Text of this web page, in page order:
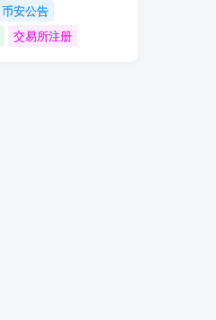
币安公告
交易所注册